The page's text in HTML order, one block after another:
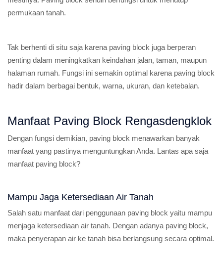
permukaan tanah.
Tak berhenti di situ saja karena paving block juga berperan
penting dalam meningkatkan keindahan jalan, taman, maupun
halaman rumah. Fungsi ini semakin optimal karena paving block
hadir dalam berbagai bentuk, warna, ukuran, dan ketebalan.
Manfaat Paving Block Rengasdengklok
Dengan fungsi demikian, paving block menawarkan banyak
manfaat yang pastinya menguntungkan Anda. Lantas apa saja
manfaat paving block?
Mampu Jaga Ketersediaan Air Tanah
Salah satu manfaat dari penggunaan paving block yaitu mampu
menjaga ketersediaan air tanah. Dengan adanya paving block,
maka penyerapan air ke tanah bisa berlangsung secara optimal.